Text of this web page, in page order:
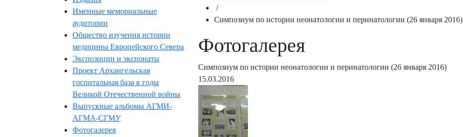
Именные мемориальные
аудитории
Общество изучения истории
медицины Европейского Севера
Экспозиции и экспонаты
Проект Архангельская
госпитальная база в годы
Великой Отечественной войны
Выпускные альбомы АГМИ-
АГМА-СГМУ
Фотогалерея
/
Симпозиум по истории неонатологии и перинатологии (26 января 2016)
Фотогалерея
Симпозиум по истории неонатологии и перинатологии (26 января 2016)
15.03.2016